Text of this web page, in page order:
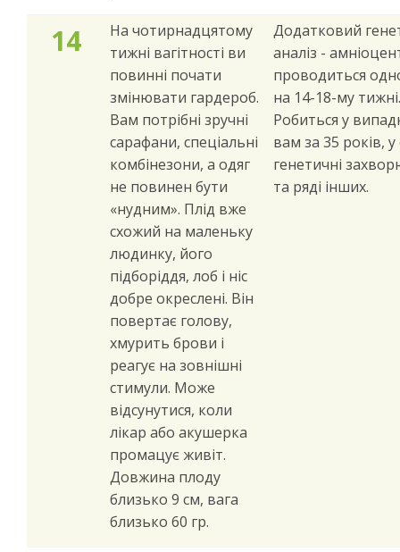
14
На чотирнадцятому
тижні вагітності ви
повинні почати
змінювати гардероб.
Вам потрібні зручні
сарафани, спеціальні
комбінезони, а одяг
не повинен бути
«нудним». Плід вже
схожий на маленьку
людинку, його
підборіддя, лоб і ніс
добре окреслені. Він
повертає голову,
хмурить брови і
реагує на зовнішні
стимули. Може
відсунутися, коли
лікар або акушерка
промацує живіт.
Довжина плоду
близько 9 см, вага
близько 60 гр.
Додатковий
аналіз -
проводиться
на 14-18-му тижні.
Робиться у
вам за 35 років, у
генетичні
та ряді інших.